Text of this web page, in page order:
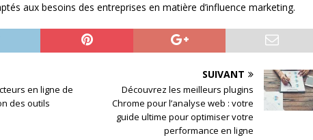
aux besoins des entreprises en matière d’influence marketing.
en ligne de
des outils
SUIVANT
Découvrez les meilleurs plugins
Chrome pour l’analyse web : votre
guide ultime pour optimiser votre
performance en ligne